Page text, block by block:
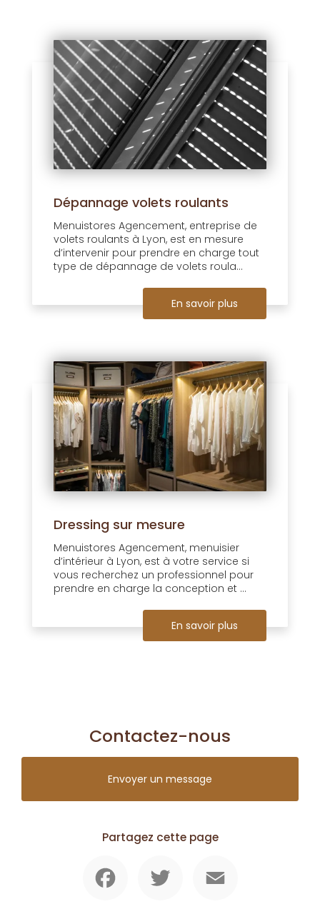
Dépannage volets roulants
Menuistores Agencement, entreprise de
volets roulants à Lyon, est en mesure
d’intervenir pour prendre en charge tout
type de dépannage de volets roula...
En savoir plus
Dressing sur mesure
Menuistores Agencement, menuisier
d’intérieur à Lyon, est à votre service si
vous recherchez un professionnel pour
prendre en charge la conception et ...
En savoir plus
Contactez-nous
Envoyer un message
Partagez cette page